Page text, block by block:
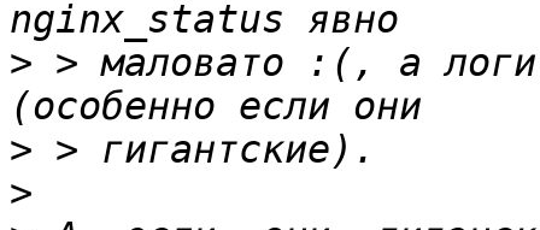
> > маловато :(, а логи
>
>